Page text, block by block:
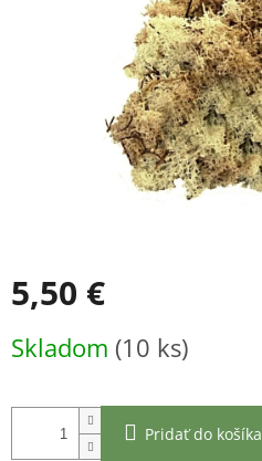
5,50 €
cena:
Skladom (10 ks)
Pridať do košíka